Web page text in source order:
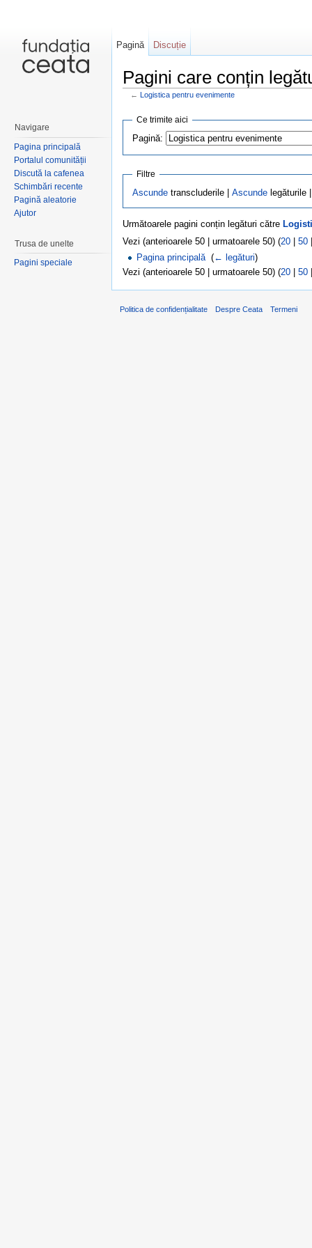
Pagini care conțin
← Logistica pentru evenimente
Ce trimite aici
Pagină:
Filtre
Ascundetranscluderile | Ascundelegăturile
Următoarele pagini conțin legături către
Vezi (anterioarele 50 | urmatoarele 50) (20 50
Pagina principală‎(← legături)
Vezi (anterioarele 50 | urmatoarele 50) (20 | 50
Pagină Discuție
Navigare
Pagina principală
Portalul comunității
Discută la cafenea
Schimbări recente
Pagină aleatorie
Ajutor
Trusa de unelte
Pagini speciale
Politica de confidențialitate Despre Ceata Termeni